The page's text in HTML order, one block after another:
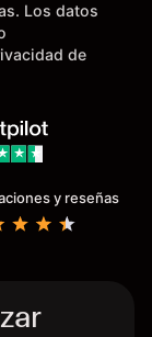
Los datos
de
y reseñas